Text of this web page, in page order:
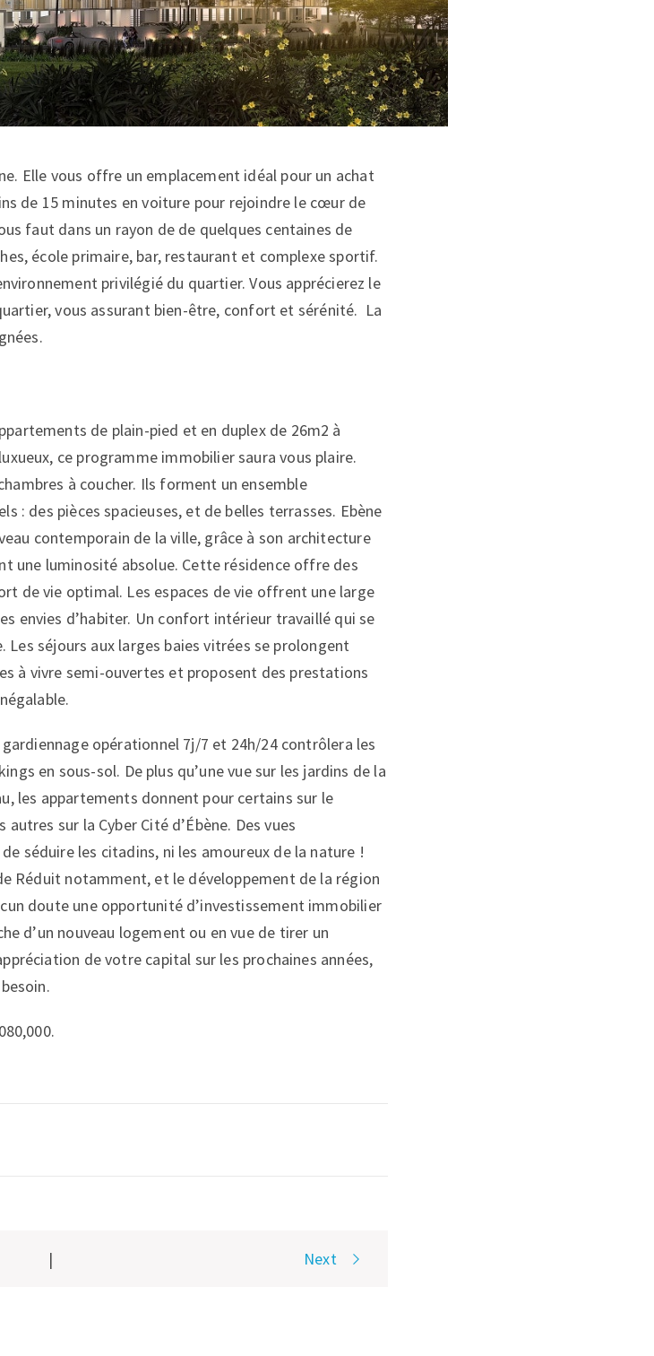
Elle vous offre un emplacement idéal pour un achat
de 15 minutes en voiture pour rejoindre le cœur de
faut dans un rayon de de quelques centaines de
école primaire, bar, restaurant et complexe sportif.
privilégié du quartier. Vous apprécierez le
vous assurant bien-être, confort et sérénité. La
de plain-pied et en duplex de 26m2 à
ce programme immobilier saura vous plaire.
à coucher. Ils forment un ensemble
: des pièces spacieuses, et de belles terrasses. Ebène
contemporain de la ville, grâce à son architecture
une luminosité absolue. Cette résidence offre des
de vie optimal. Les espaces de vie offrent une large
envies d’habiter. Un confort intérieur travaillé qui se
Les séjours aux larges baies vitrées se prolongent
à vivre semi-ouvertes et proposent des prestations
opérationnel 7j/7 et 24h/24 contrôlera les
en sous-sol. De plus qu’une vue sur les jardins de la
les appartements donnent pour certains sur le
sur la Cyber Cité d’Ébène. Des vues
séduire les citadins, ni les amoureux de la nature !
Réduit notamment, et le développement de la région
doute une opportunité d’investissement immobilier
d’un nouveau logement ou en vue de tirer un
de votre capital sur les prochaines années,
| Next